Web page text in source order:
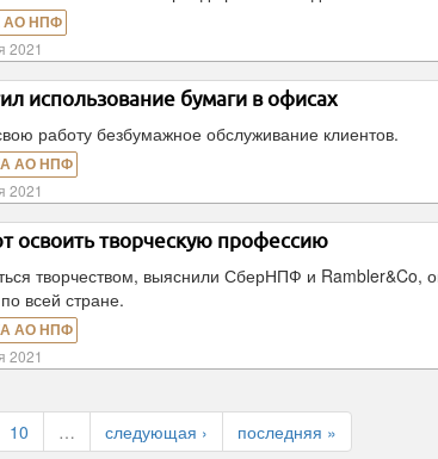
АО НПФ
2021
использование бумаги в офисах
работу безбумажное обслуживание клиентов.
АО НПФ
2021
освоить творческую профессию
творчеством, выяснили СберНПФ и Rambler&Co,
всей стране.
АО НПФ
2021
10 … следующая › последняя »